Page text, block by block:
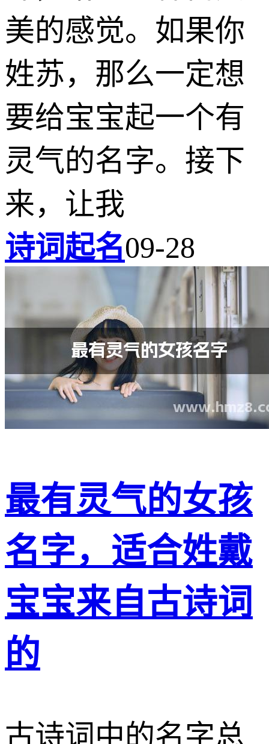
美的感觉。如果你
姓苏，那么一定想
要给宝宝起一个有
灵气的名字。接下
来，让我
诗词起名09-28
最有灵气的女孩
名字，适合姓戴
宝宝来自古诗词
的
古诗词中的名字总